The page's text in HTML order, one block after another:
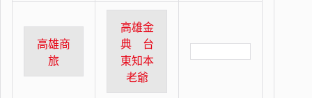
高雄商
旅
高雄金
典 台
東知本
老爺